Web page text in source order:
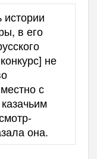
истории
в его
не
с
она.